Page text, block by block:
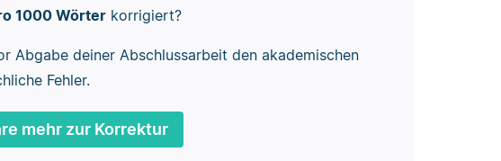
1000 Wörterkorrigiert?
Abgabe deiner Abschlussarbeit den akademischen
Fehler.
mehr zur Korrektur